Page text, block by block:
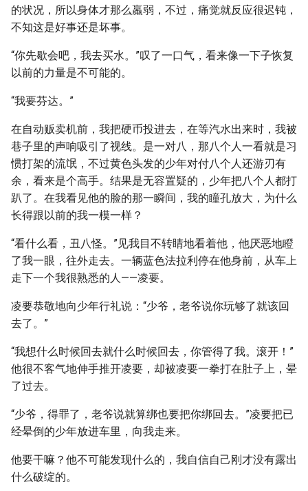
的状况，所以身体才那么羸弱，不过，痛觉就反应很迟钝，
不知这是好事还是坏事。
“你先歇会吧，我去买水。”叹了一口气，看来像一下子恢复
以前的力量是不可能的。
“我要芬达。”
在自动贩卖机前，我把硬币投进去，在等汽水出来时，我被
巷子里的声响吸引了视线。是一对八，那八个人一看就是习
惯打架的流氓，不过黄色头发的少年对付八个人还游刃有
余，看来是个高手。结果是无容置疑的，少年把八个人都打
趴了。在我看见他的脸的那一瞬间，我的瞳孔放大，为什么
长得跟以前的我一模一样？
“看什么看，丑八怪。”见我目不转睛地看着他，他厌恶地瞪
了我一眼，往外走去。一辆蓝色法拉利停在他身前，从车上
走下一个我很熟悉的人——凌要。
凌要恭敬地向少年行礼说：“少爷，老爷说你玩够了就该回
去了。”
“我想什么时候回去就什么时候回去，你管得了我。滚开！”
他很不客气地伸手推开凌要，却被凌要一拳打在肚子上，晕
了过去。
“少爷，得罪了，老爷说就算绑也要把你绑回去。”凌要把已
经晕倒的少年放进车里，向我走来。
他要干嘛？他不可能发现什么的，我自信自己刚才没有露出
什么破绽的。